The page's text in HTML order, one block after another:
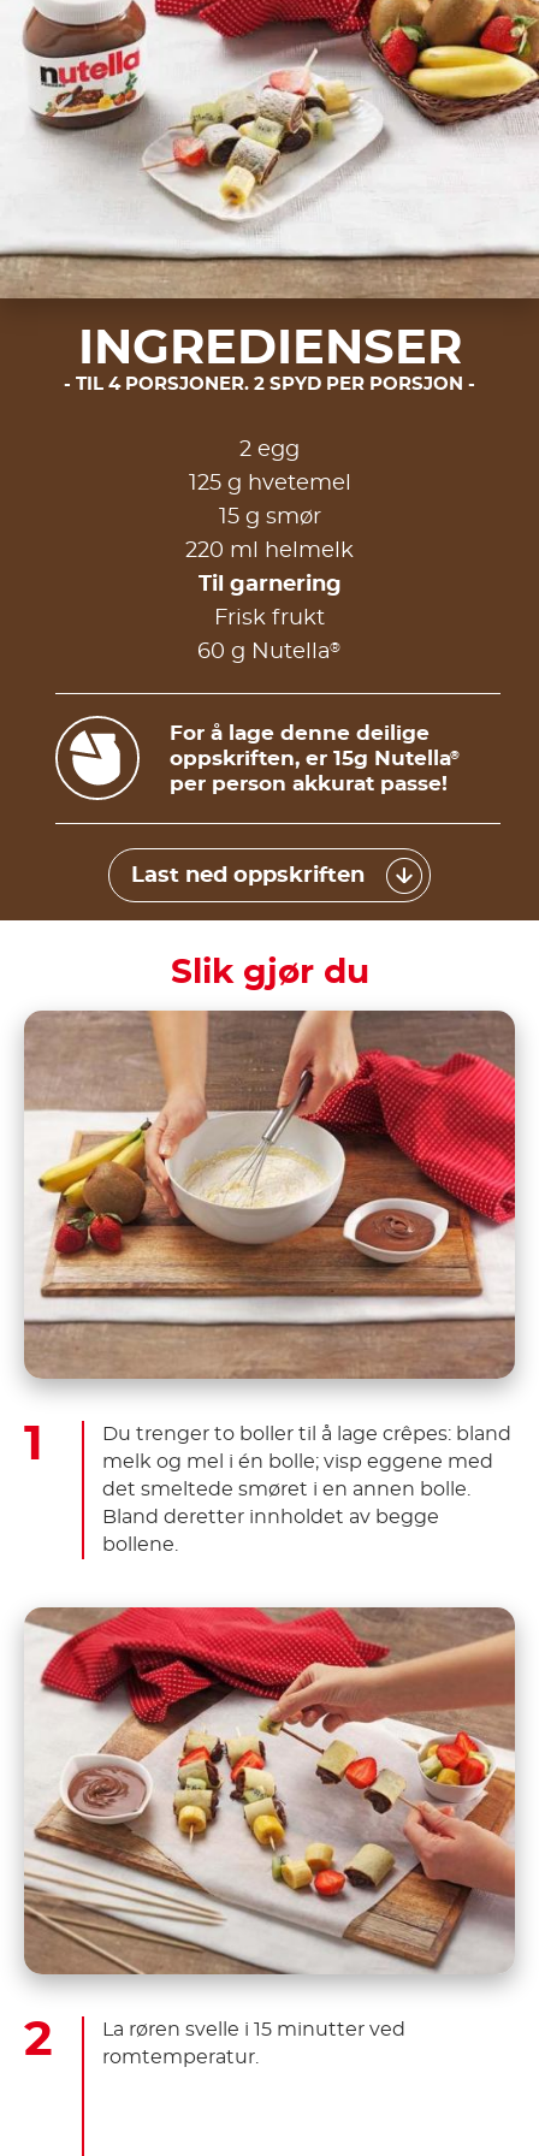
INGREDIENSER
TIL 4 PORSJONER. 2 SPYD PER PORSJON
2 egg
125 g hvetemel
15 g smør
220 ml helmelk
Til garnering
Frisk frukt
60 g Nutella®
For å lage denne deilige
oppskriften, er 15g Nutella®
per person akkurat passe!
Last ned oppskriften
Slik gjør du
Du trenger to boller til å lage crêpes: bland
melk og mel i én bolle; visp eggene med
det smeltede smøret i en annen bolle.
Bland deretter innholdet av begge
bollene.
La røren svelle i 15 minutter ved
romtemperatur.